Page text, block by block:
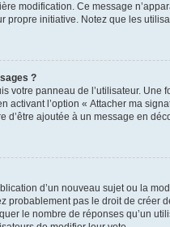
modification. Ce message
propre initiative. Notez que les
?
votre panneau de l’utilisateur. Une
activant l’option « Attacher ma
d’être ajoutée à un message en
d’un nouveau sujet ou la
probablement pas le droit de
le nombre de réponses qu’un